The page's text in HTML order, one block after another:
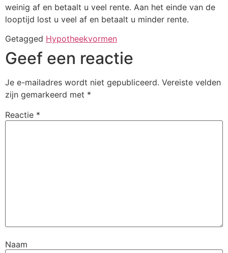
weinig af en betaalt u veel rente. Aan het einde van de
looptijd lost u veel af en betaalt u minder rente.
Getagged Hypotheekvormen
Geef een reactie
Je e-mailadres wordt niet gepubliceerd. Vereiste velden
zijn gemarkeerd met *
Reactie *
Naam